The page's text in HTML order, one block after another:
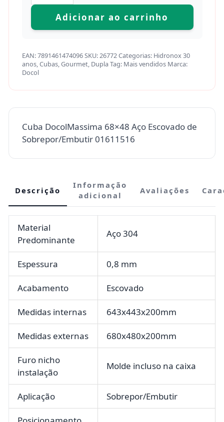
Adicionar ao carrinho
EAN:7891461474096SKU:26772Categorias: Hidronox 30
anos,Cubas,Gourmet, Dupla Tag: Mais vendidos Marca:
Docol
Cuba DocolMassima 68×48 Aço Escovado de
Sobrepor/Embutir 01611516
Descrição
Informação
adicional
Avaliações
Material
Predominante
Aço 304
Espessura 0,8 mm
Acabamento Escovado
Medidas internas 643x443x200mm
Medidas externas 680x480x200mm
Furo nicho
instalação
Molde incluso na caixa
Aplicação Sobrepor/Embutir